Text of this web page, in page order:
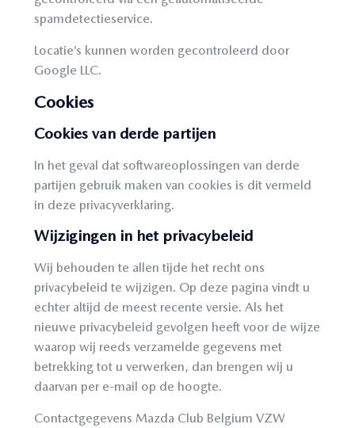
spamdetectieservice.
Locatie’s kunnen worden gecontroleerd door
Google LLC.
Cookies
Cookies van derde partijen
In het geval dat softwareoplossingen van derde
partijen gebruik maken van cookies is dit vermeld
in deze privacyverklaring.
Wijzigingen in het privacybeleid
Wij behouden te allen tijde het recht ons
privacybeleid te wijzigen. Op deze pagina vindt u
echter altijd de meest recente versie. Als het
nieuwe privacybeleid gevolgen heeft voor de wijze
waarop wij reeds verzamelde gegevens met
betrekking tot u verwerken, dan brengen wij u
daarvan per e-mail op de hoogte.
Contactgegevens Mazda Club Belgium VZW